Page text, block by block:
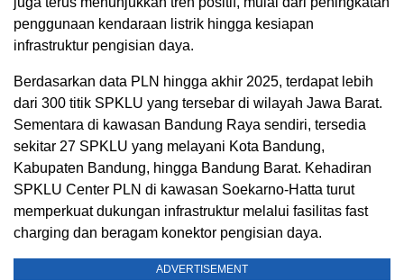
penggunaan kendaraan listrik hingga kesiapan
infrastruktur pengisian daya.
Berdasarkan data PLN hingga akhir 2025, terdapat lebih
dari 300 titik SPKLU yang tersebar di wilayah Jawa Barat.
Sementara di kawasan Bandung Raya sendiri, tersedia
sekitar 27 SPKLU yang melayani Kota Bandung,
Kabupaten Bandung, hingga Bandung Barat. Kehadiran
SPKLU Center PLN di kawasan Soekarno-Hatta turut
memperkuat dukungan infrastruktur melalui fasilitas fast
charging dan beragam konektor pengisian daya.
ADVERTISEMENT